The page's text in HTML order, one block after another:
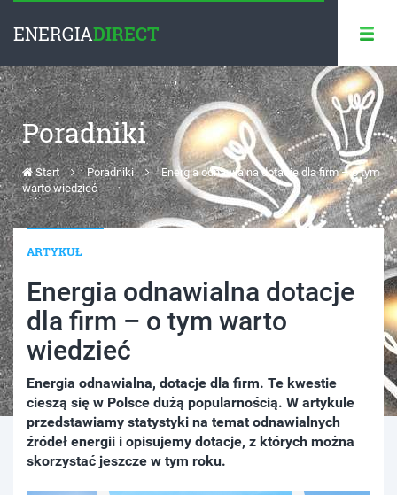
ENERGIADIRECT
Poradniki
Start Poradniki
Energia odnawialna dotacje dla firm – o tym
warto wiedzieć
ARTYKUŁ
Energia odnawialna dotacje
dla firm – o tym warto
wiedzieć
Energia odnawialna, dotacje dla firm. Te kwestie
cieszą się w Polsce dużą popularnością. W artykule
przedstawiamy statystyki na temat odnawialnych
źródeł energii i opisujemy dotacje, z których można
skorzystać jeszcze w tym roku.